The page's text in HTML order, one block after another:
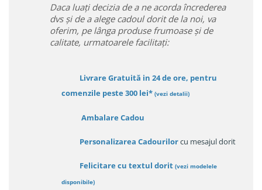
Daca luați decizia de a ne acorda încrederea
dvs și de a alege cadoul dorit de la noi, va
oferim, pe lânga produse frumoase și de
calitate, urmatoarele facilitați:
Livrare Gratuită in 24 de ore, pentru
comenzile peste 300 lei* (vezi detalii)
Ambalare Cadou
Personalizarea Cadourilorcu mesajul dorit
Felicitare cu textul dorit (vezi modelele
disponibile)